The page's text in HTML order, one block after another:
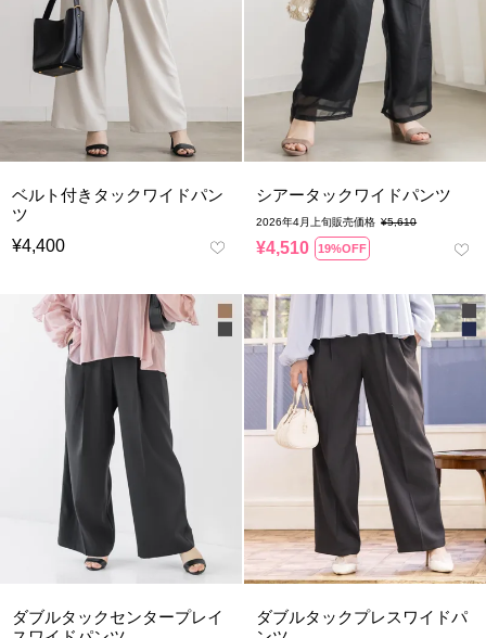
ベルト付きタックワイドパン
ツ
¥4,400
シアータックワイドパンツ
2026年4月上旬販売価格 ¥5,610
¥4,510 19%OFF
ダブルタックセンタープレイ
ダブルタックプレスワイドパ